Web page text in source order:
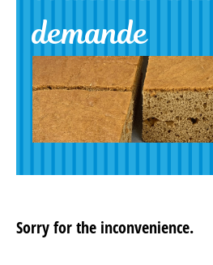
demande
Sorry for the inconvenience.